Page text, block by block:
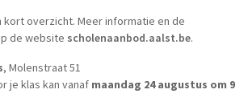
kort overzicht. Meer informatie en de
de website scholenaanbod.aalst.be.
, Molenstraat 51
je klas kan vanaf maandag 24 augustus om 9